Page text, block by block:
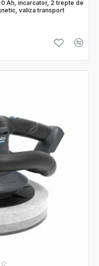
Ah, incarcator, 2 trepte de
valiza transport